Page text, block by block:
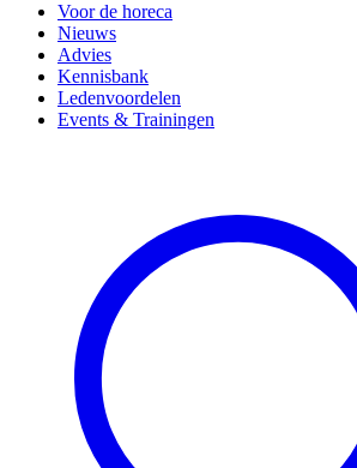
Voor de horeca
Nieuws
Advies
Kennisbank
Ledenvoordelen
Events & Trainingen